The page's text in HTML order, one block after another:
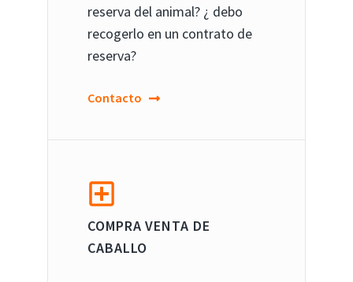
reserva del animal? ¿ debo
recogerlo en un contrato de
reserva?
Contacto
COMPRA VENTA DE
CABALLO